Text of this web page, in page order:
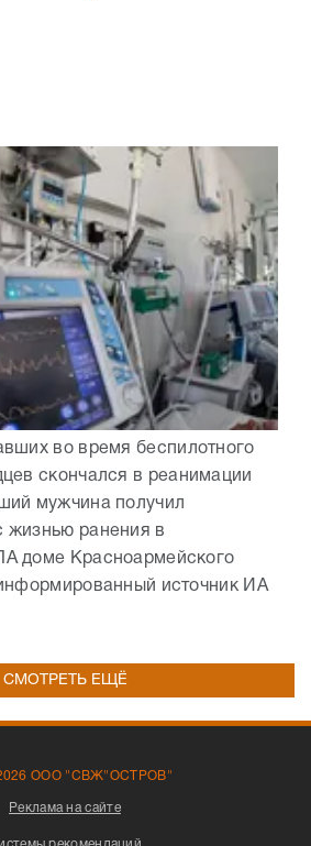
во время беспилотного
скончался в реанимации
мужчина получил
жизнью ранения в
доме Красноармейского
источник ИА
СМОТРЕТЬ ЕЩЁ
ООО "СВЖ"ОСТРОВ"
Реклама на сайте